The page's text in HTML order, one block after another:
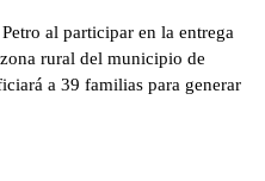
al participar en la entrega
rural del municipio de
a 39 familias para generar